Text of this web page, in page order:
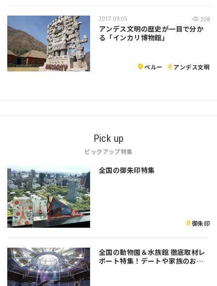
2017.09.05 208
アンデス文明の歴史が一目で分か
る「インカリ博物館」
ペルー アンデス文明
Pick up
ピックアップ特集
全国の御朱印特集
御朱印
全国の動物園＆水族館 徹底取材レ
ポート特集！デートや家族のおで